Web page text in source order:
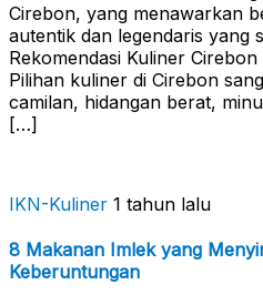
Cirebon, yang menawarkan
autentik dan legendaris yang
Rekomendasi Kuliner
Pilihan kuliner di Cirebon
camilan, hidangan berat,
[…]
IKN-Kuliner 1 tahun lalu
8 Makanan Imlek yang
Keberuntungan